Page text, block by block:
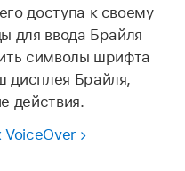
доступа к своему
для ввода Брайля
символы шрифта
дисплея Брайля,
действия.
VoiceOver